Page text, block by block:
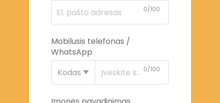
0/100
Mobilusis telefonas /
WhatsApp
Kodas
0/100